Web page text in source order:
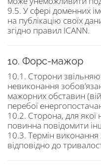
9.5. У сфері доменних
на публікацію своїх
згідно правил ICANN.
10. Форс-мажор
10.1. Сторони
невиконання
мажорних обставин
перебої
10.2. Сторона, для якої
повинна повідомити
10.3. Термін
відповідно до